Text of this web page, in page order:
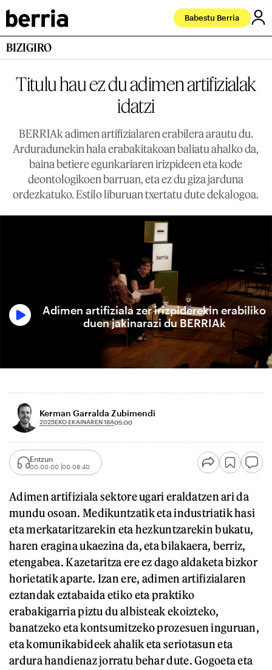
Babestu Berria
BIZIGIRO
Titulu hau ez du adimen artifizialak
idatzi
BERRIAk adimen artifizialaren erabilera arautu du.
Arduradunekin hala erabakitakoan baliatu ahalko da,
baina betiere egunkariaren irizpideen eta kode
deontologikoen barruan, eta ez du giza jarduna
ordezkatuko. Estilo liburuan txertatu dute dekalogoa.
Adimen artifiziala zer irizpiderekin erabiliko
duen jakinarazi du BERRIAk
Kerman Garralda Zubimendi
2025EKO EKAINAREN 18A05:00
Entzun
00:00:00 00:08:40
Adimen artifiziala sektore ugari eraldatzen ari da
mundu osoan. Medikuntzatik eta industriatik hasi
eta merkataritzarekin eta hezkuntzarekin bukatu,
haren eragina ukaezina da, eta bilakaera, berriz,
etengabea. Kazetaritza ere ez dago aldaketa bizkor
horietatik aparte. Izan ere, adimen artifizialaren
eztandak eztabaida etiko eta praktiko
erabakigarria piztu du albisteak ekoizteko,
banatzeko eta kontsumitzeko prozesuen inguruan,
eta komunikabideek ahalik eta seriotasun eta
ardura handienaz jorratu behar dute. Gogoeta eta